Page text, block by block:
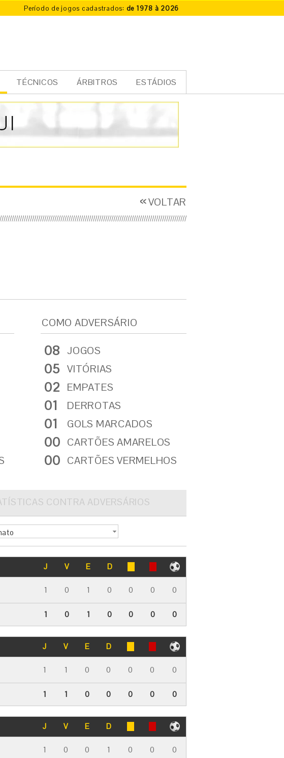
Período de jogos cadastrados: de 1978 à 2026
TÉCNICOS ÁRBITROS ESTÁDIOS
VOLTAR
COMO ADVERSÁRIO
08 JOGOS
05 VITÓRIAS
02 EMPATES
01 DERROTAS
01 GOLS MARCADOS
00 CARTÕES AMARELOS
00 CARTÕES VERMELHOS
CONTRA ADVERSÁRIOS
J V E D
1 0 1 0 0 0 0
1 0 1 0 0 0 0
J V E D
1 1 0 0 0 0 0
1 1 0 0 0 0 0
J V E D
1 0 0 1 0 0 0